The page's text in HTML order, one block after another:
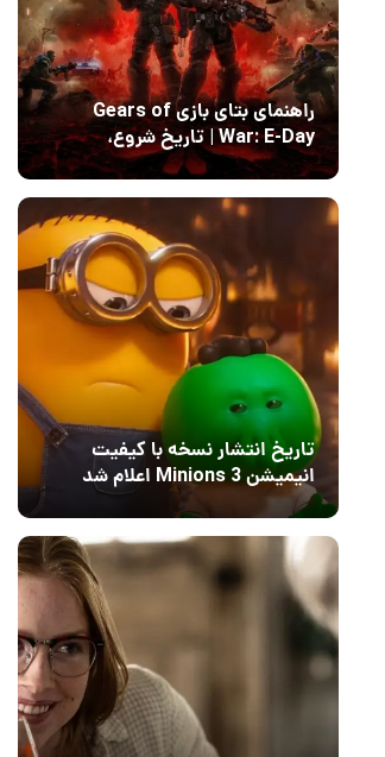
راهنمای بتای بازی Gears of
War: E-Day | تاریخ‌ شروع،
محتواها و نحوه دسترسی
تاریخ انتشار نسخه با کیفیت
انیمیشن Minions 3 اعلام شد